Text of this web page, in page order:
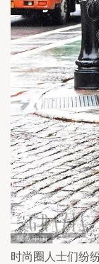
时尚圈人士们纷